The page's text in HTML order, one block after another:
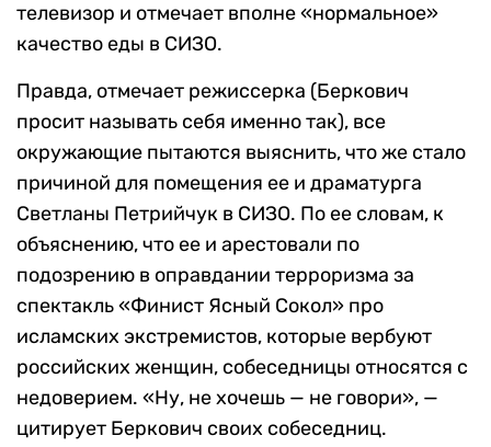
телевизор и отмечает вполне «нормальное»
качество еды в СИЗО.
Правда, отмечает режиссерка (Беркович
просит называть себя именно так), все
окружающие пытаются выяснить, что же стало
причиной для помещения ее и драматурга
Светланы Петрийчук в СИЗО. По ее словам, к
объяснению, что ее и арестовали по
подозрению в оправдании терроризма за
спектакль «Финист Ясный Сокол» про
исламских экстремистов, которые вербуют
российских женщин, собеседницы относятся с
недоверием. «Ну, не хочешь — не говори», —
цитирует Беркович своих собеседниц.